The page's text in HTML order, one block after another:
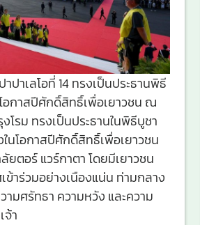
ปาเลโอที่ 14 ทรงเป็นประธานพิธี
กาสปีศักดิ์สิทธิ์เพื่อเยาวชน ณ
โรม ทรงเป็นประธานในพิธีบูชา
นโอกาสปีศักดิ์สิทธิ์เพื่อเยาวชน
ตอร์ แวร์กาตา โดยมีเยาวชน
ข้าร่วมอย่างเนืองแน่น ท่ามกลาง
ามศรัทธา ความหวัง และความ
จ้า